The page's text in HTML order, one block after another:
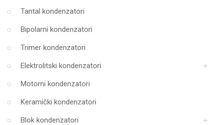
Tantal kondenzatori
Bipolarni kondenzatori
Trimer kondenzatori
Elektrolitski kondenzatori
Motorni kondenzatori
Keramički kondenzatori
Blok kondenzatori